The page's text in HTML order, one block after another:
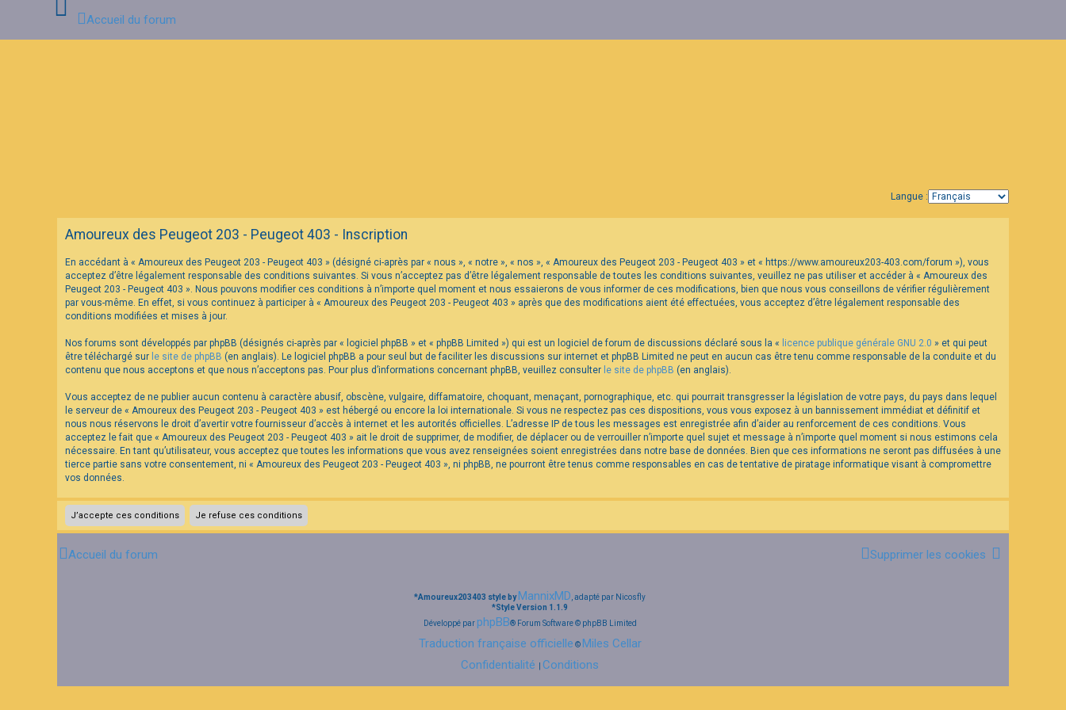
Accueil du forum
Langue :
Amoureux des Peugeot 203 - Peugeot 403 - Inscription
En accédant à « Amoureux des Peugeot 203 - Peugeot 403 » (désigné ci-après par « nous », « notre », « nos », « Amoureux des Peugeot 203 - Peugeot 403 » et « https://www.amoureux203-403.com/forum »), vous
acceptez d’être légalement responsable des conditions suivantes. Si vous n’acceptez pas d’être légalement responsable de toutes les conditions suivantes, veuillez ne pas utiliser et accéder à « Amoureux des
Peugeot 203 - Peugeot 403 ». Nous pouvons modifier ces conditions à n’importe quel moment et nous essaierons de vous informer de ces modifications, bien que nous vous conseillons de vérifier régulièrement
par vous-même. En effet, si vous continuez à participer à « Amoureux des Peugeot 203 - Peugeot 403 » après que des modifications aient été effectuées, vous acceptez d’être légalement responsable des
conditions modifiées et mises à jour.
Nos forums sont développés par phpBB (désignés ci-après par « logiciel phpBB » et « phpBB Limited ») qui est un logiciel de forum de discussions déclaré sous la « licence publique générale GNU 2.0 » et qui peut
être téléchargé sur le site de phpBB (en anglais). Le logiciel phpBB a pour seul but de faciliter les discussions sur internet et phpBB Limited ne peut en aucun cas être tenu comme responsable de la conduite et du
contenu que nous acceptons et que nous n’acceptons pas. Pour plus d’informations concernant phpBB, veuillez consulter le site de phpBB (en anglais).
Vous acceptez de ne publier aucun contenu à caractère abusif, obscène, vulgaire, diffamatoire, choquant, menaçant, pornographique, etc. qui pourrait transgresser la législation de votre pays, du pays dans lequel
le serveur de « Amoureux des Peugeot 203 - Peugeot 403 » est hébergé ou encore la loi internationale. Si vous ne respectez pas ces dispositions, vous vous exposez à un bannissement immédiat et définitif et
nous nous réservons le droit d’avertir votre fournisseur d’accès à internet et les autorités officielles. L’adresse IP de tous les messages est enregistrée afin d’aider au renforcement de ces conditions. Vous
acceptez le fait que « Amoureux des Peugeot 203 - Peugeot 403 » ait le droit de supprimer, de modifier, de déplacer ou de verrouiller n’importe quel sujet et message à n’importe quel moment si nous estimons cela
nécessaire. En tant qu’utilisateur, vous acceptez que toutes les informations que vous avez renseignées soient enregistrées dans notre base de données. Bien que ces informations ne seront pas diffusées à une
tierce partie sans votre consentement, ni « Amoureux des Peugeot 203 - Peugeot 403 », ni phpBB, ne pourront être tenus comme responsables en cas de tentative de piratage informatique visant à compromettre
vos données.
Accueil du forum Supprimer les cookies
*Amoureux203403 style byMannixMD , adapté par Nicosfly
*Style Version 1.1.9
Développé parphpBB® Forum Software © phpBB Limited
Traduction française officielle ©Miles Cellar
Confidentialité Conditions